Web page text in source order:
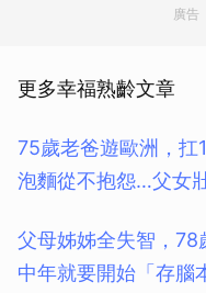
廣告
更多幸福熟齡文章
75歲老爸遊歐洲，扛
泡麵從不抱怨…父女
父母姊姊全失智，78
中年就要開始「存腦